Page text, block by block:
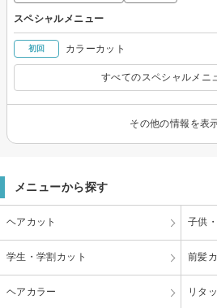
スペシャルメニュー
初回 カラーカット
すべてのスペシャルメニ
その他の情報を表
メニューから探す
ヘアカット 子供
学生・学割カット 前髪
ヘアカラー リタ